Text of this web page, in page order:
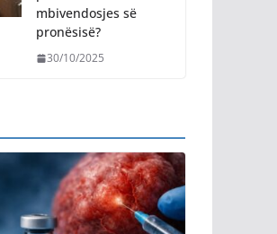
mbivendosjes së
pronësisë?
30/10/2025